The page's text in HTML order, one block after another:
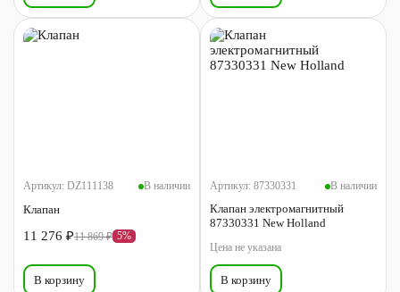
Артикул: DZ111138 В наличии
Клапан
11 276 ₽11 869 ₽ 5%
В корзину
Артикул: 87330331 В наличии
Клапан электромагнитный
87330331 New Holland
Цена не указана
В корзину